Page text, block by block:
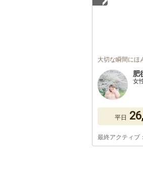
大切な瞬間にほ
肥
女
平日
最終アクティブ